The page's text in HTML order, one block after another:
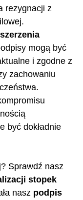
rezygnacji z
mogą być
i zgodne z
zachowaniu
być dokładnie
Sprawdź nasz
stopek
nasz podpis